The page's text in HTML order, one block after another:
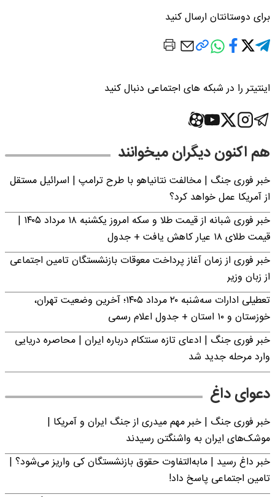
برای دوستانتان ارسال کنید
اینتیتر را در شبکه های اجتماعی دنبال کنید
هم اکنون دیگران میخوانند
خبر فوری جنگ | مخالفت نتانیاهو با طرح ترامپ | اسرائیل مستقل
از آمریکا عمل خواهد کرد؟
خبر فوری شبانه از قیمت طلا و سکه امروز یکشنبه ۱۸ مرداد ۱۴۰۵ |
قیمت طلای ۱۸ عیار کاهش یافت + جدول
خبر فوری از زمان آغاز پرداخت معوقات بازنشستگان تامین اجتماعی
از زبان وزیر
تعطیلی ادارات سه‌شنبه ۲۰ مرداد ۱۴۰۵؛ آخرین وضعیت تهران،
خوزستان و ۱۰ استان + جدول اعلام رسمی
خبر فوری جنگ | ادعای تازه سنتکام درباره ایران | محاصره دریایی
وارد مرحله جدید شد
دعوای داغ
خبر فوری جنگ | خبر مهم میدری از جنگ ایران و آمریکا |
موشک‌های ایران به واشنگتن رسیدند
خبر داغ رسید | مابه‌التفاوت حقوق بازنشستگان کی واریز می‌شود؟ |
تامین اجتماعی پاسخ داد!